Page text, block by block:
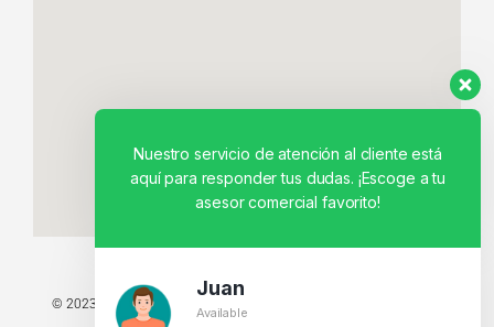
© 2023 TODOS LOS DERECHOS RESERVADOS - TECNIT TU TIENDA
TECNOLÓGICA.
Nuestro servicio de atención al cliente está
aquí para responder tus dudas. ¡Escoge a tu
asesor comercial favorito!
Juan
Available